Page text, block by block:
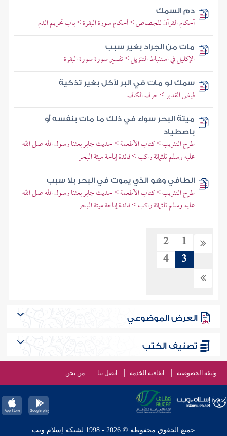
دم السمك
أحكام القرآن للجصاص > أحكام سورة البقرة > باب تحريم الدم
مات من الجراد بغير سبب
الإكليل في استنباط التنزيل > تفسير سورة سورة البقرة
سمك لو مات في البر لأكل بغير تذكية
فيض القدير > حرف الكاف
ميتة البحر سواء في ذلك ما مات بنفسه أو
باصطياد
طرح التثريب > كتاب الأطعمة > حديث جابر بعثنا رسول الله صلى الله
عليه وسلم ثلثمائة راكب > فائدة إباحة ميتة البحر
الطافي وهو الذي يموت في البحر بلا سبب
طرح التثريب > كتاب الأطعمة > حديث جابر بعثنا رسول الله صلى الله
عليه وسلم ثلثمائة راكب > فائدة إباحة ميتة البحر
1
2
3
4
العرض الموضوعي
تصنيف الكتب
وثيقة الخصوصية اتفاقية الخدمة اتصل بنا من نحن
جميع الحقوق محفوظة © 2026 - 1998 لشبكة إسلام ويب